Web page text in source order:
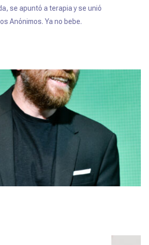
se apuntó a terapia y se unió
Anónimos. Ya no bebe.